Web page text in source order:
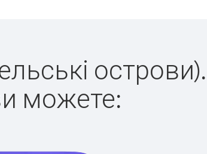
острови).
можете: